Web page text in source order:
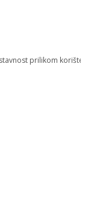
prilikom